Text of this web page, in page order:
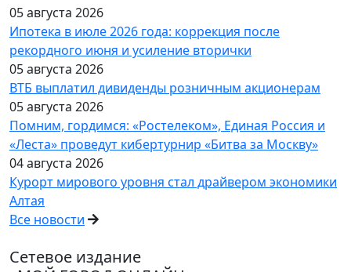
05 августа 2026
Ипотека в июле 2026 года: коррекция после
рекордного июня и усиление вторички
05 августа 2026
ВТБ выплатил дивиденды розничным акционерам
05 августа 2026
Помним, гордимся: «Ростелеком», Единая Россия и
«Леста» проведут кибертурнир «Битва за Москву»
04 августа 2026
Курорт мирового уровня стал драйвером экономики
Алтая
Все новости
Сетевое издание